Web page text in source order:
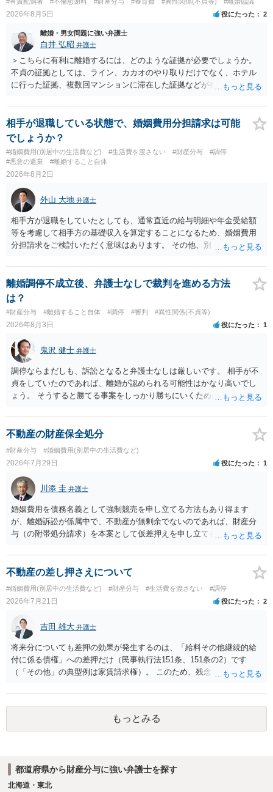
2026年8月5日 役にたった 2
離婚・男女問題に強い弁護士
白井 弘昭 弁護士
＞こちらに有利に離婚するには、どのような証拠が必要でしょうか。
不貞の証拠としては、ライン、カカオのやり取りだけでなく、ホテル
に行った証拠、複数回マンションに滞在した証拠などが有効です。 不
婚する、慰謝料をとるなど）ことができると思われます。 ただし、不
貞発覚後、長期間同居を続けると、不貞を許したとの評価につながる
場合がありますので、ご注意ください。 以上、ご参考まで。
相手が退職している状態で、婚姻費用分担請求は可能
でしょうか？
#婚姻費用(別居中の生活費など) #生活費を渡さない #財産分与
#調停
#悪意の遺棄
#離婚すること自体
2026年8月2日
外山 大地 弁護士
相手方が退職をしていたとしても、通常直近の給与明細や年金受給額
等を考慮して相手方の基礎収入を算定することになるため、婚姻費用
分担請求をご検討いただく意味はあります。 その他、別居の経緯、質
て、ご検討いただくのが良いかと思います。
離婚調停不成立後、弁護士なしで裁判を進める方法
は？
#財産分与 #離婚すること自体 #調停 #審判 #異性関係(不貞等)
2026年8月3日 役にたった 1
鬼沢 健士 弁護士
調停ならまだしも、訴訟となると弁護士なしは厳しいです。 相手が不
貞をしていたのであれば、離婚が認められる可能性はかなり高いでし
ょう。 そうすると勝てる事案をしっかり勝ちにいくためにも弁護士委
不動産の財産保全処分
#財産分与 #婚姻費用(別居中の生活費など)
2026年7月29日 役にたった 1
川添 圭 弁護士
婚姻費用を債務名義として強制競売を申し立てる方法もあり得ます
が、離婚訴訟が係属中で、不動産が無剰余でないのであれば、財産分
与（の附帯処分請求）を本案として仮差押えを申し立てる（法的には
えられます。弁護士へ依頼しているのであれば、担当弁護士とよく相
談してください。
不動産の差し押さえについて
#婚姻費用(別居中の生活費など) #財産分与 #生活費を渡さない #調停
2026年7月21日 役にたった 2
吉田 雄大 弁護士
将来分についても差押の効果が発生するのは、「給料その他継続的給
付に係る債権」への差押だけ（民事執行法151条、151条の2）です
（「その他」の典型例は家賃請求権）。 このため、残念ながらお答え
のみが配当の対象です。
もっとみる
都道府県から財産分与に強い弁護士を探す
北海道・東北